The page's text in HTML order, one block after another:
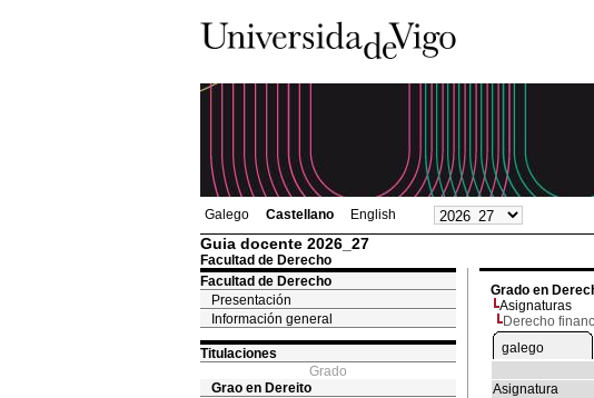
Galego Castellano English
Guia docente 2026_27
Facultad de Derecho
Facultad de Derecho
Presentación
Información general
Titulaciones
Grado
Grao en Dereito
Grado en
Asignaturas
Derecho
galego
Asignatura